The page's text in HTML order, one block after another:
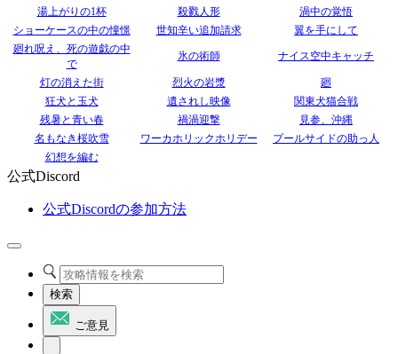
湯上がりの1杯
殺戮人形
渦中の覚悟
ショーケースの中の憧憬
世知辛い追加請求
翼を手にして
廻れ呪え、死の遊戯の中
で
氷の術師 ナイス空中キャッチ
灯の消えた街 烈火の岩漿
廻
狂犬と玉犬
遺されし映像
関東犬猫合戦
残暑と青い春
禍渦迎撃
見参、沖縄
名もなき桜吹雪
ワーカホリックホリデー
プールサイドの助っ人
幻想を編む
公式Discord
公式Discordの参加方法
検索
ご意見